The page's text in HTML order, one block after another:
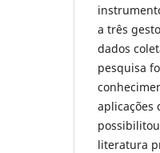
a três
dados
pesquisa
aplicações
literatura